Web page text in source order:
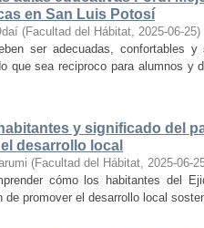
en San Luis Potosí
(Facultad del Hábitat, 2025-06-25)
ser adecuadas, confortables
que sea reciproco para alumnos
y significado del
desarrollo local
(Facultad del Hábitat, 2025-06-
cómo los habitantes del
promover el desarrollo local